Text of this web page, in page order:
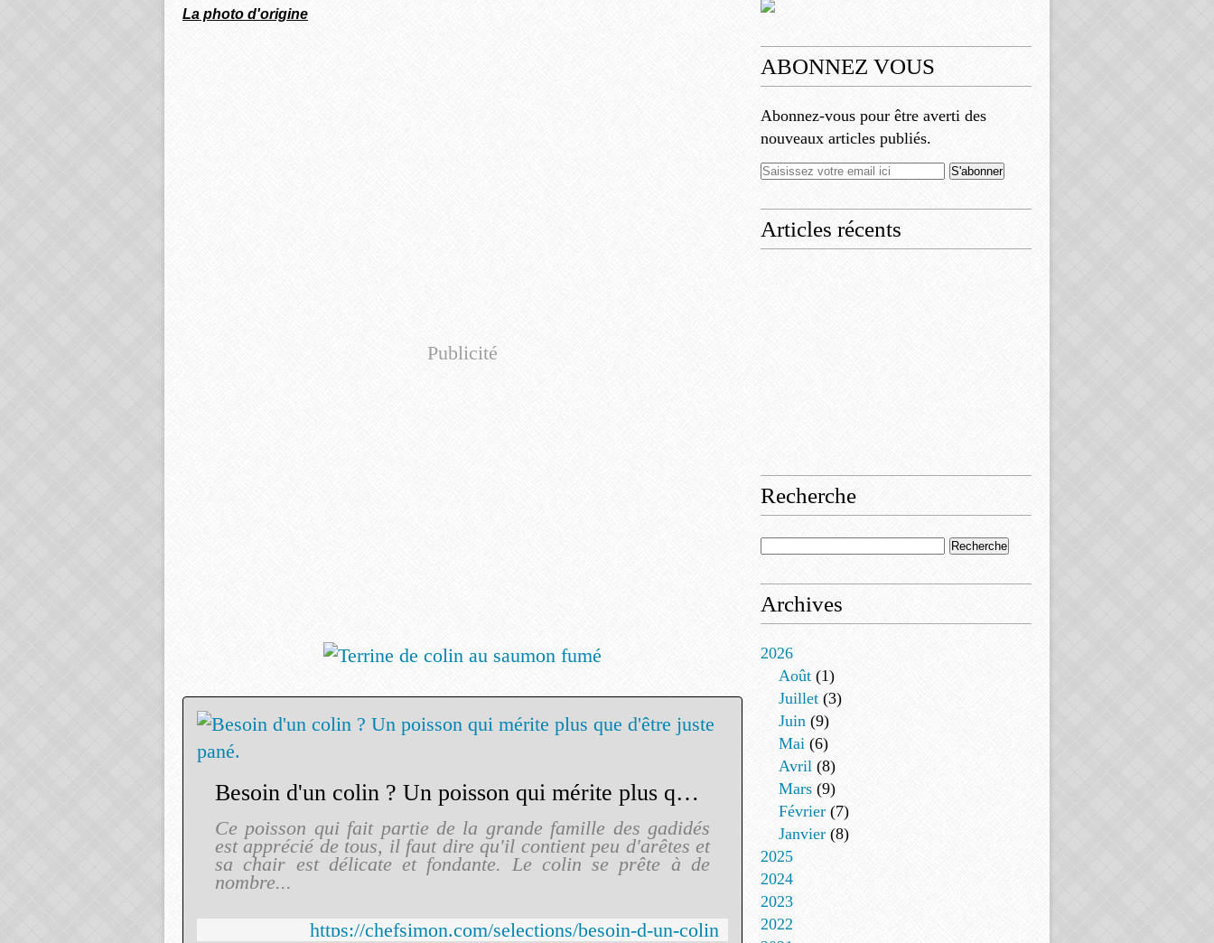
La photo d'origine
Publicité
Besoin d'un colin ? Un poisson qui mérite plus que d'être juste pané.
Ce poisson qui fait partie de la grande famille des gadidés
est apprécié de tous, il faut dire qu'il contient peu d'arêtes et
sa chair est délicate et fondante. Le colin se prête à de
nombre...
https://chefsimon.com/selections/besoin-d-un-colin
ABONNEZ VOUS
Abonnez-vous pour être averti des
nouveaux articles publiés.
Articles récents
Recherche
Archives
2026
Août (1)
Juillet (3)
Juin (9)
Mai (6)
Avril (8)
Mars (9)
Février (7)
Janvier (8)
2025
2024
2023
2022